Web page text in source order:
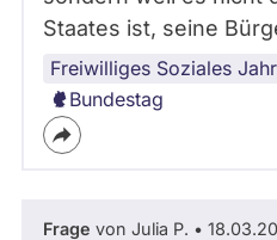
Staates ist, seine
Freiwilliges Soziales Jahr
Bundestag
Frage von Julia P. •